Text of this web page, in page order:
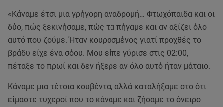
«Κάναμε έτσι μια γρήγορη αναδρομή… Φτωχόπαιδα και οι
δύο, πώς ξεκινήσαμε, πώς τα πήγαμε και αν αξίζει όλο
αυτό που ζούμε. Ήταν κουρασμένος γιατί προχθές το
βράδυ είχε ένα σόου. Μου είπε γύρισε στις 02:00,
πέταξε το πρωί και δεν ήξερε αν όλο αυτό ήταν μάταιο.
Κάναμε μια τέτοια κουβέντα, αλλά καταλήξαμε στο ότι
είμαστε τυχεροί που το κάναμε και ζήσαμε το όνειρο